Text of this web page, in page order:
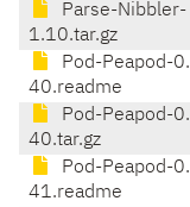
Parse-Nibbler-
1.10.tar.gz
Pod-Peapod-0.
40.readme
Pod-Peapod-0.
40.tar.gz
Pod-Peapod-0.
41.readme